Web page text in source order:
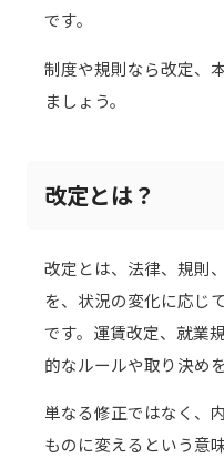
です。
制度や規則なら改定、
ましょう。
改定とは？
改定とは、法律、規則
を、状況の変化に応じ
です。運賃改定、就業
的なルールや取り決め
単なる修正ではなく、
ものに変えるという意